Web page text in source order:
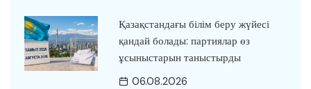
Қазақстандағы білім беру жүйесі
қандай болады: партиялар өз
ұсыныстарын таныстырды
06.08.2026